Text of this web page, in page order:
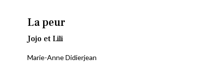
La peur
Jojo et Lili
Marie-Anne Didierjean
the
images
gallery